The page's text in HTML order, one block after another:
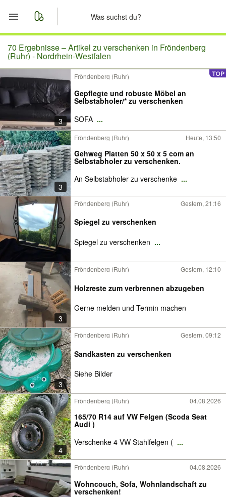
Start
Merkliste
Nachrichten
Anzeige aufgeben
70 Ergebnisse –Artikel zu verschenken in Fröndenberg
(Ruhr) - Nordrhein-Westfalen
3
Fröndenberg (Ruhr)
Gepflegte und robuste Möbel an
Selbstabholer/* zu verschenken
SOFA ...
3
Fröndenberg (Ruhr) Heute, 13:50
Gehweg Platten 50 x 50 x 5 com an
Selbstabholer zu verschenken.
An Selbstabholer zu verschenke ...
Fröndenberg (Ruhr) Gestern, 21:16
Spiegel zu verschenken
Spiegel zu verschenken ...
3
Fröndenberg (Ruhr) Gestern, 12:10
Holzreste zum verbrennen abzugeben
Gerne melden und Termin machen
3
Fröndenberg (Ruhr) Gestern, 09:12
Sandkasten zu verschenken
Siehe Bilder
4
Fröndenberg (Ruhr) 04.08.2026
165/70 R14 auf VW Felgen (Scoda Seat
Audi )
Verschenke 4 VW Stahlfelgen ( ...
Fröndenberg (Ruhr) 04.08.2026
Wohncouch, Sofa, Wohnlandschaft zu
verschenken!